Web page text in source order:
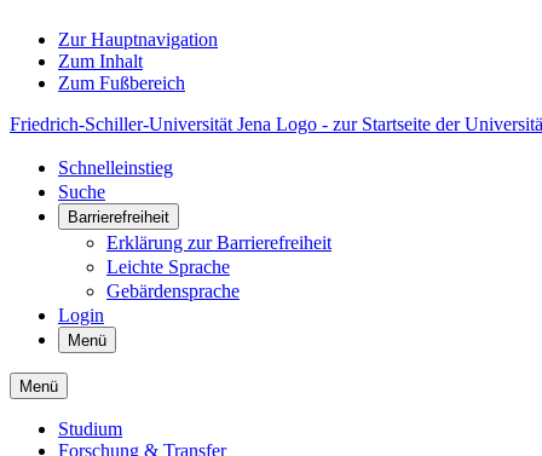
Zur Hauptnavigation
Zum Inhalt
Zum Fußbereich
Friedrich-Schiller-Universität Jena Logo - zur Startseite der
Schnelleinstieg
Suche
Barrierefreiheit
Erklärung zur Barrierefreiheit
Leichte Sprache
Gebärdensprache
Login
Menü
Menü
Studium
Forschung & Transfer